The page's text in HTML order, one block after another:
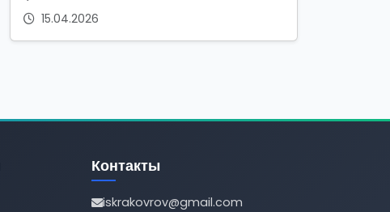
15.04.2026
Контакты
iskrakovrov@gmail.com